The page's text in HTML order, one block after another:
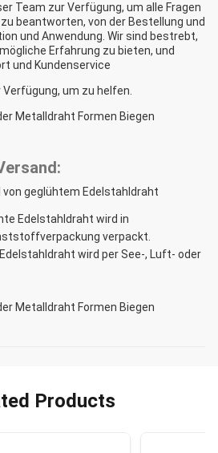
Team zur Verfügung, um alle Fragen
beantworten, von der Bestellung und
und Anwendung. Wir sind bestrebt,
Erfahrung zu bieten, und
und Kundenservice
um zu helfen.
von geglühtem Edelstahldraht
Edelstahldraht wird in
verpackt.
wird per See-, Luft- oder
Products